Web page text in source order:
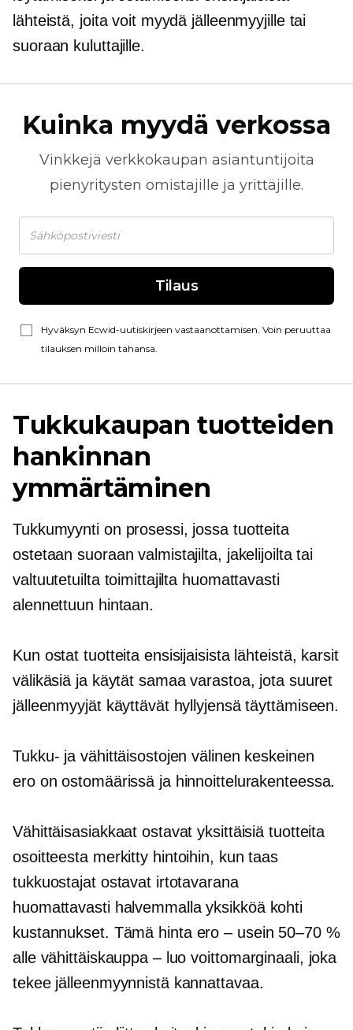
lähteistä, joita voit myydä jälleenmyyjille tai
suoraan kuluttajille.
Kuinka myydä verkossa
Vinkkejä verkkokaupan asiantuntijoita
pienyritysten omistajille ja yrittäjille.
Tilaus
Hyväksyn Ecwid-uutiskirjeen vastaanottamisen. Voin peruuttaa
tilauksen milloin tahansa.
Tukkukaupan tuotteiden
hankinnan
ymmärtäminen
Tukkumyynti on prosessi, jossa tuotteita
ostetaan suoraan valmistajilta, jakelijoilta tai
valtuutetuilta toimittajilta huomattavasti
alennettuun hintaan.
Kun ostat tuotteita ensisijaisista lähteistä, karsit
välikäsiä ja käytät samaa varastoa, jota suuret
jälleenmyyjät käyttävät hyllyjensä täyttämiseen.
Tukku- ja vähittäisostojen välinen keskeinen
ero on ostomäärissä ja hinnoittelurakenteessa.
Vähittäisasiakkaat ostavat yksittäisiä tuotteita
osoitteesta merkitty hintoihin, kun taas
tukkuostajat ostavat irtotavarana
huomattavasti halvemmallayksikköä kohti
kustannukset. Tämä hinta ero – usein 50–70 %
alle vähittäiskauppa – luo voittomarginaali, joka
tekee jälleenmyynnistä kannattavaa.